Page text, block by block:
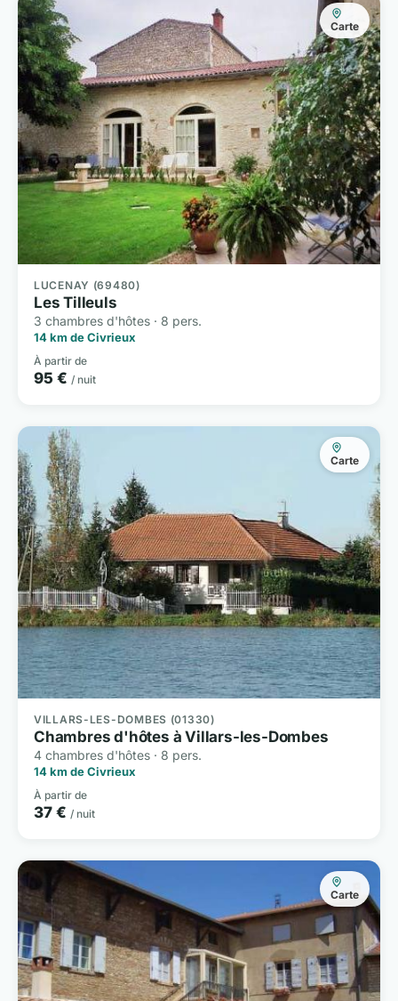
Carte
LUCENAY (69480)
Les Tilleuls
3 chambres d'hôtes · 8 pers.
14 km de Civrieux
À partir de
95 € / nuit
Carte
VILLARS-LES-DOMBES (01330)
Chambres d'hôtes à Villars-les-Dombes
4 chambres d'hôtes · 8 pers.
14 km de Civrieux
À partir de
37 € / nuit
Carte